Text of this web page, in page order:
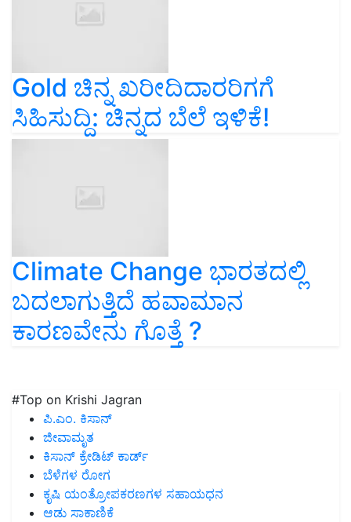
Gold ಚಿನ್ನ ಖರೀದಿದಾರರಿಗಗೆ
ಸಿಹಿಸುದ್ದಿ: ಚಿನ್ನದ ಬೆಲೆ ಇಳಿಕೆ!
Climate Change ಭಾರತದಲ್ಲಿ
ಬದಲಾಗುತ್ತಿದೆ ಹವಾಮಾನ
ಕಾರಣವೇನು ಗೊತ್ತೆ ?
#Top on Krishi Jagran
ಪಿ.ಎಂ. ಕಿಸಾನ್
ಜೀವಾಮೃತ
ಕಿಸಾನ್ ಕ್ರೇಡಿಟ್ ಕಾರ್ಡ್
ಬೆಳೆಗಳ ರೋಗ
ಕೃಷಿ ಯಂತ್ರೋಪಕರಣಗಳ ಸಹಾಯಧನ
ಆಡು ಸಾಕಾಣಿಕೆ